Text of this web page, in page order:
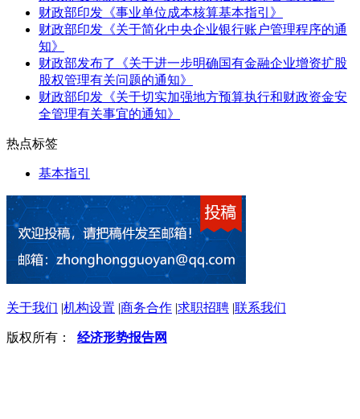
财政部印发《事业单位成本核算基本指引》
财政部印发《关于简化中央企业银行账户管理程序的通
知》
财政部发布了《关于进一步明确国有金融企业增资扩股
股权管理有关问题的通知》
财政部印发《关于切实加强地方预算执行和财政资金安
全管理有关事宜的通知》
热点标签
基本指引
关于我们 |机构设置 |商务合作 |求职招聘 |联系我们
版权所有： 经济形势报告网